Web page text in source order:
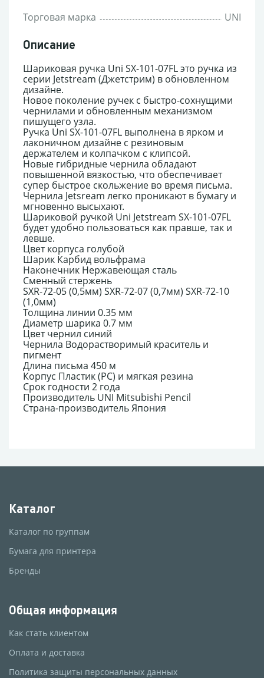
Торговая марка UNI
Описание
Шариковая ручка Uni SX-101-07FL это ручка из
серии Jetstream (Джетстрим) в обновленном
дизайне.
Новое поколение ручек с быстро-сохнущими
чернилами и обновленным механизмом
пишущего узла.
Ручка Uni SX-101-07FL выполнена в ярком и
лаконичном дизайне с резиновым
держателем и колпачком с клипсой.
Новые гибридные чернила обладают
повышенной вязкостью, что обеспечивает
супер быстрое скольжение во время письма.
Чернила Jetsream легко проникают в бумагу и
мгновенно высыхают.
Шариковой ручкой Uni Jetstream SX-101-07FL
будет удобно пользоваться как правше, так и
левше.
Цвет корпуса голубой
Шарик Карбид вольфрама
Наконечник Нержавеющая сталь
Сменный стержень
SXR-72-05 (0,5мм) SXR-72-07 (0,7мм) SXR-72-10
(1,0мм)
Толщина линии 0.35 мм
Диаметр шарика 0.7 мм
Цвет чернил синий
Чернила Водорастворимый краситель и
пигмент
Длина письма 450 м
Корпус Пластик (PC) и мягкая резина
Срок годности 2 года
Производитель UNI Mitsubishi Pencil
Страна-производитель Япония
Каталог
Каталог по группам
Бумага для принтера
Бренды
Общая информация
Как стать клиентом
Оплата и доставка
Политика защиты персональных данных